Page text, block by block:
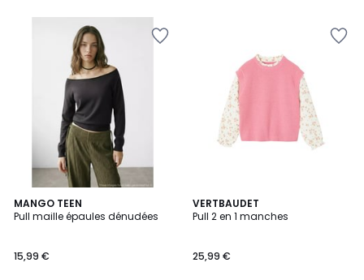
MANGO TEEN
Pull maille épaules dénudées
15,99 €
VERTBAUDET
Pull 2 en 1 manches
25,99 €
2
Couleurs